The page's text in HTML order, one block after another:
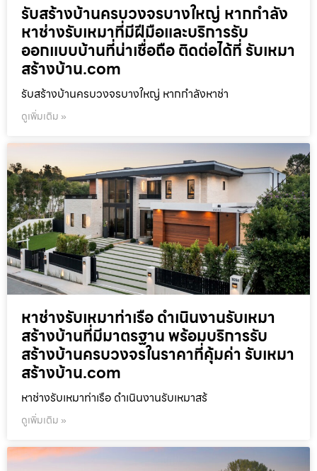
รับสร้างบ้านครบวงจรบางใหญ่ หากกำลัง
หาช่างรับเหมาที่มีฝีมือและบริการรับ
ออกแบบบ้านที่น่าเชื่อถือ ติดต่อได้ที่ รับเหมา
สร้างบ้าน.com
รับสร้างบ้านครบวงจรบางใหญ่ หากกำลังหาช่า
ดูเพิ่มเติม »
หาช่างรับเหมาท่าเรือ ดำเนินงานรับเหมา
สร้างบ้านที่มีมาตรฐาน พร้อมบริการรับ
สร้างบ้านครบวงจรในราคาที่คุ้มค่า รับเหมา
สร้างบ้าน.com
หาช่างรับเหมาท่าเรือ ดำเนินงานรับเหมาสร้
ดูเพิ่มเติม »